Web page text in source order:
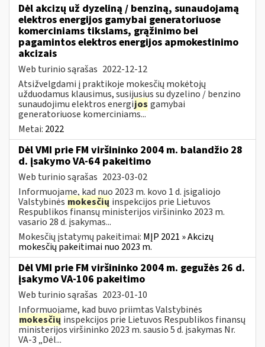
Dėl akcizų už dyzeliną / benziną, sunaudojamą
elektros energijos gamybai generatoriuose
komerciniams tikslams, grąžinimo bei
pagamintos elektros energijos apmokestinimo
akcizais
Web turinio sąrašas 2022-12-12
Atsižvelgdami į praktikoje mokesčių mokėtojų
užduodamus klausimus, susijusius su dyzelino / benzino
sunaudojimu elektros energijos gamybai
generatoriuose komerciniams...
Metai: 2022
Dėl VMI prie FM viršininko 2004 m. balandžio 28
d. įsakymo VA-64 pakeitimo
Web turinio sąrašas 2023-03-02
Informuojame, kad nuo 2023 m. kovo 1 d. įsigaliojo
Valstybinės mokesčių inspekcijos prie Lietuvos
Respublikos finansų ministerijos viršininko 2023 m.
vasario 28 d. įsakymas...
Mokesčių įstatymų pakeitimai: MĮP 2021 » Akcizų
mokesčių pakeitimai nuo 2023 m.
Dėl VMI prie FM viršininko 2004 m. gegužės 26 d.
įsakymo VA-106 pakeitimo
Web turinio sąrašas 2023-01-10
Informuojame, kad buvo priimtas Valstybinės
mokesčių inspekcijos prie Lietuvos Respublikos finansų
ministerijos viršininko 2023 m. sausio 5 d. įsakymas Nr.
VA-3 „Dėl...